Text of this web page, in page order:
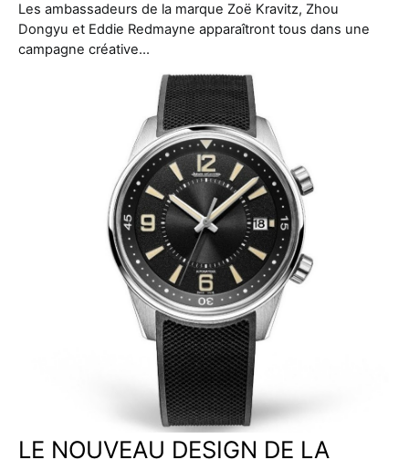
Les ambassadeurs de la marque Zoë Kravitz, Zhou
Dongyu et Eddie Redmayne apparaîtront tous dans une
campagne créative…
LE NOUVEAU DESIGN DE LA